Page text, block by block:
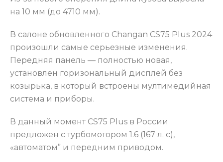
на 10 мм (до 4710 мм).
В салоне обновленного Changan CS75 Plus 2024
произошли самые серьезные изменения.
Передняя панель — полностью новая,
установлен горизональный дисплей без
козырька, в который встроены мултимедийная
система и приборы.
В данный момент CS75 Plus в России
предложен с турбомотором 1.6 (167 л. c),
«автоматом” и передним приводом.